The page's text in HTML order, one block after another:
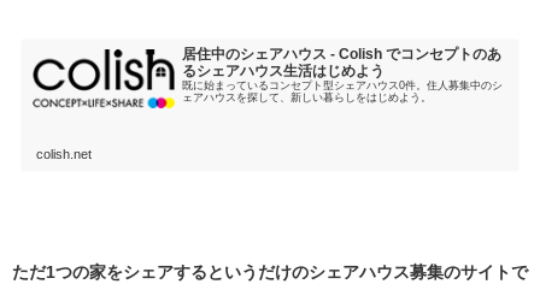
居住中のシェアハウス - Colish でコンセプトのあ
るシェアハウス生活はじめよう
既に始まっているコンセプト型シェアハウス0件。住人募集中のシ
ェアハウスを探して、新しい暮らしをはじめよう。
colish.net
ただ1つの家をシェアするというだけのシェアハウス募集のサイトで